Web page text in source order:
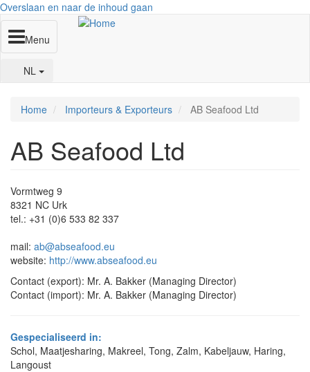
Overslaan en naar de inhoud gaan
Menu
NL
Home Importeurs & Exporteurs AB Seafood Ltd
AB Seafood Ltd
Vormtweg 9
8321 NC Urk
tel.: +31 (0)6 533 82 337
mail: ab@abseafood.eu
website: http://www.abseafood.eu
Contact (export): Mr. A. Bakker (Managing Director)
Contact (import): Mr. A. Bakker (Managing Director)
Gespecialiseerd in:
Schol, Maatjesharing, Makreel, Tong, Zalm, Kabeljauw, Haring,
Langoust